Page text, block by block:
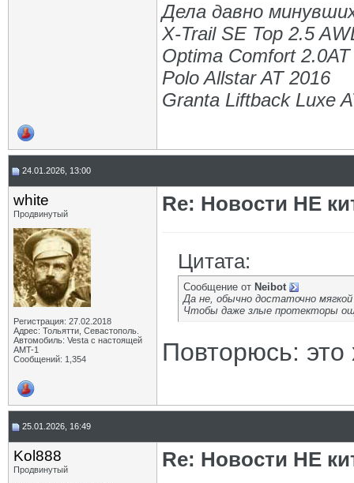
Дела давно
X-Trail SE Top 2.5
Optima Comfort
Polo Allstar AT 2016
Granta Liftback Luxe
24.01.2026, 13:00
white
Продвинутый
Регистрация: 27.02.2018
Адрес: Тольятти, Севастополь.
Автомобиль: Vesta с настоящей
AMT-1
Сообщений: 1,354
Re: Новости НЕ
Цитата:
Сообщение от Neibot
Да не, обычно достаточно
Чтобы даже злые протекторы
Повторюсь:
25.01.2026, 16:49
Kol888
Продвинутый
Re: Новости НЕ